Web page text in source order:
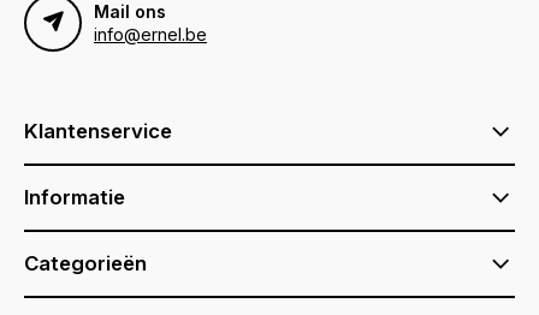
Mail ons
info@ernel.be
Klantenservice
Informatie
Categorieën